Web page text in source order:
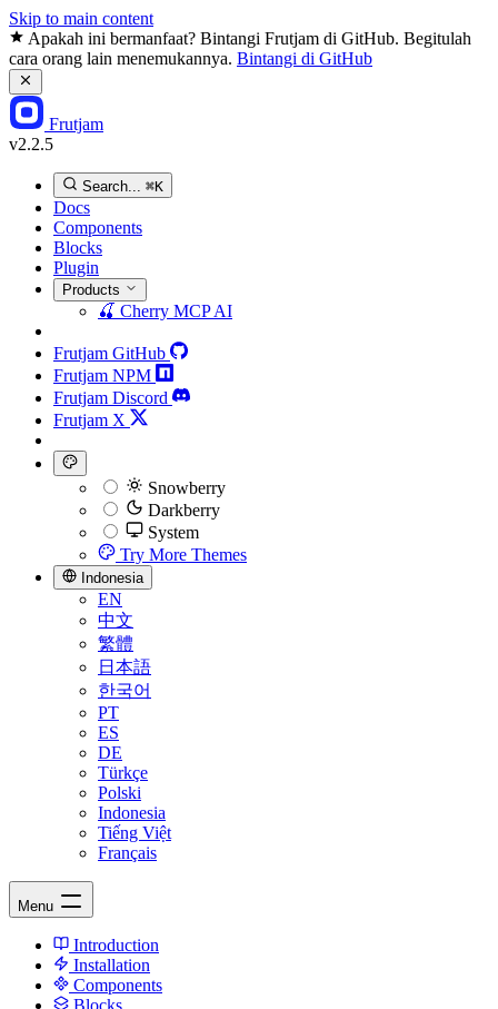
Skip to main content
Apakah ini bermanfaat? Bintangi Frutjam di GitHub. Begitulah
cara orang lain menemukannya. Bintangi di GitHub
Frutjam
v2.2.5
Search... ⌘K
Docs
Components
Blocks
Plugin
Products
🍒 Cherry MCPAI
Frutjam GitHub
Frutjam NPM
Frutjam Discord
Frutjam X
Snowberry
Darkberry
System
Try More Themes
Indonesia
EN
中文
繁體
日本語
한국어
PT
ES
DE
Türkçe
Polski
Indonesia
Tiếng Việt
Français
Menu
Introduction
Installation
Components
Blocks